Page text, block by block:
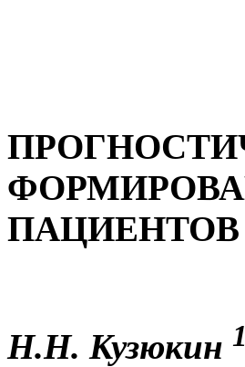
ПАЦИЕНТОВ
Н.Н. Кузюкин 1